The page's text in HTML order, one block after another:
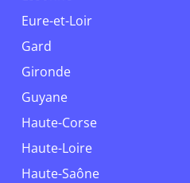
Eure-et-Loir
Gard
Gironde
Guyane
Haute-Corse
Haute-Loire
Haute-Saône